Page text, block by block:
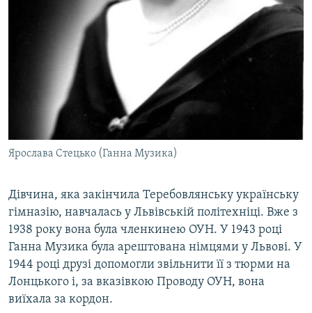
Ярослава Стецько (Ганна Музика)
Дівчина, яка закінчила Теребовлянську українську
гімназію, навчалась у Львівській політехніці. Вже з
1938 року вона була членкинею ОУН. У 1943 році
Ганна Музика була арештована німцями у Львові. У
1944 році друзі допомогли звільнити її з тюрми на
Лонцького і, за вказівкою Проводу ОУН, вона
виїхала за кордон.